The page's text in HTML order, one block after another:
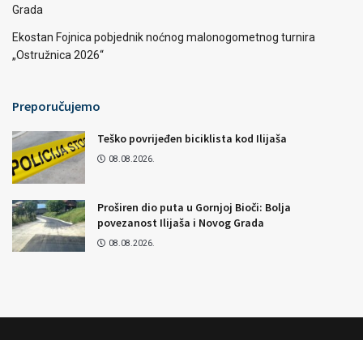
Grada
Ekostan Fojnica pobjednik noćnog malonogometnog turnira
„Ostružnica 2026“
Preporučujemo
Teško povrijeđen biciklista kod Ilijaša
08.08.2026.
Proširen dio puta u Gornjoj Bioči: Bolja
povezanost Ilijaša i Novog Grada
08.08.2026.